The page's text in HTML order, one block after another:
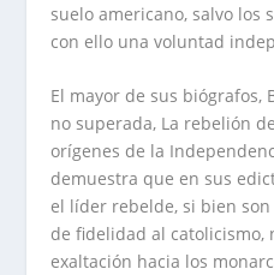
suelo americano, salvo los
con ello una voluntad
El mayor de sus biógrafos,
no superada, La rebelión
orígenes de la
demuestra que en sus
el líder rebelde, si bien
de fidelidad al catolicismo,
exaltación hacia los